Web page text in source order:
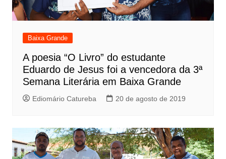
Baixa Grande
A poesia “O Livro” do estudante
Eduardo de Jesus foi a vencedora da 3ª
Semana Literária em Baixa Grande
Ediomário Catureba 20 de agosto de 2019